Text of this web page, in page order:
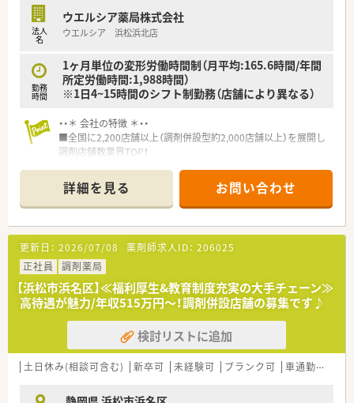
有給休暇も法定通りにしっかりと取得できます。
法人
名
ウエルシア薬局株式会社
ウエルシア 浜松浜北店
勤務
時間
1ヶ月単位の変形労働時間制（月平均:165.6時間/年間
所定労働時間:1,988時間）
※1日4~15時間のシフト制勤務（店舗により異なる）
・・＊ 会社の特徴 ＊・・
■全国に2,200店舗以上（調剤併設型約2,000店舗以上）を展開し
調剤店舗数業界TOP！
頑張り次第で高給与も可能！
■経験や勤務コースによりますが、経験の少ない方でも500万前
半スタートと業界TOP水準！
■職種や職域に合わせ、豊富な社内研修や外部組織と連携した研
修を用意されています
■薬剤師が中心の会社だからこそ活躍できるキャリアパスが多
種多様に用意されています。
■店舗拡大に伴い、エリアマネジャーや営業部長等のマネジメン
トのポジションも増えます。
■在宅や教育等の専門性を活かせるスペシャリストを目指すこ
とも可能です。
■その他にも、管理部門や商品部門等の本社スタッフなど活動領
域は多種多様です。
■在宅実施店舗は年々増加しており、在宅医療へもしっかりと関
■育児休暇は3歳まで取得が可能で、時短制度は小学5年生まで
詳細を見る お問い合わせ
更新日： 2026/07/08 薬剤師求人ID： 206025
正社員
調剤薬局
【浜松市浜名区】≪福利厚生&教育制度充実の大手チェーン≫
高待遇が魅力/年収515万円～！調剤併設店舗の募集です♪
検討リストに追加
土日休み(相談可含む) 新卒可 未経験可 ブランク可 車通勤可